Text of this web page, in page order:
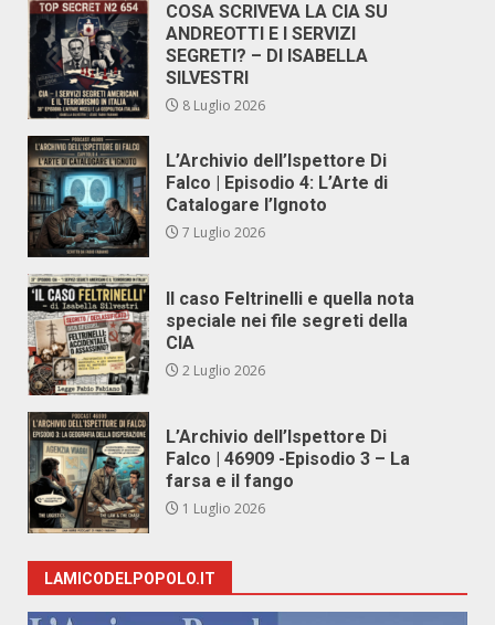
COSA SCRIVEVA LA CIA SU
ANDREOTTI E I SERVIZI
SEGRETI? – DI ISABELLA
SILVESTRI
8 Luglio 2026
L’Archivio dell’Ispettore Di
Falco | Episodio 4: L’Arte di
Catalogare l’Ignoto
7 Luglio 2026
Il caso Feltrinelli e quella nota
speciale nei file segreti della
CIA
2 Luglio 2026
L’Archivio dell’Ispettore Di
Falco | 46909 -Episodio 3 – La
farsa e il fango
1 Luglio 2026
LAMICODELPOPOLO.IT